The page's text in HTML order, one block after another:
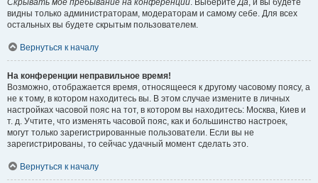
Скрывать моё пребывание на конференции. ВыберитеДа, и вы будете
видны только администраторам, модераторам и самому себе. Для всех
остальных вы будете скрытым пользователем.
Вернуться к началу
На конференции неправильное время!
Возможно, отображается время, относящееся к другому часовому поясу, а
не к тому, в котором находитесь вы. В этом случае измените в личных
настройках часовой пояс на тот, в котором вы находитесь: Москва, Киев и
т. д. Учтите, что изменять часовой пояс, как и большинство настроек,
могут только зарегистрированные пользователи. Если вы не
зарегистрированы, то сейчас удачный момент сделать это.
Вернуться к началу